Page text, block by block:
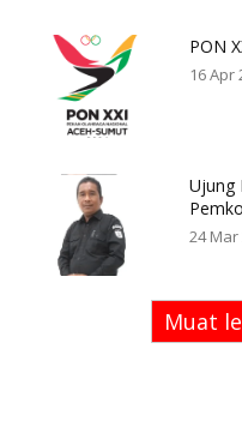
PON
16 Apr
Ujung
24 Mar
Muat